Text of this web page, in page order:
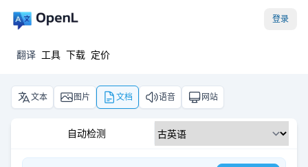
登录
翻译 工具 下载 定价
文本 图片 文档 语音 网站
自动检测